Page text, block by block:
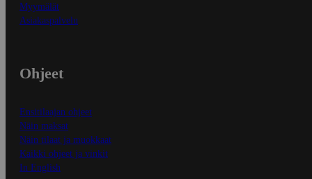
Myymälät
Asiakaspalvelu
Ohjeet
Ensitilaajan ohjeet
Näin maksat
Näin tilaat ja muokkaat
Kaikki ohjeet ja vinkit
In English